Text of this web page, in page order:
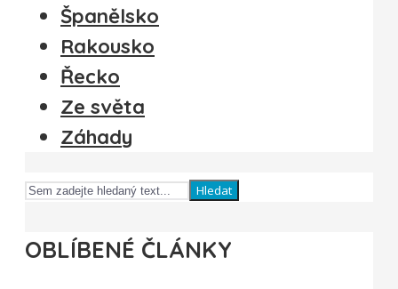
Španělsko
Rakousko
Řecko
Ze světa
Záhady
Hledat
OBLÍBENÉ ČLÁNKY